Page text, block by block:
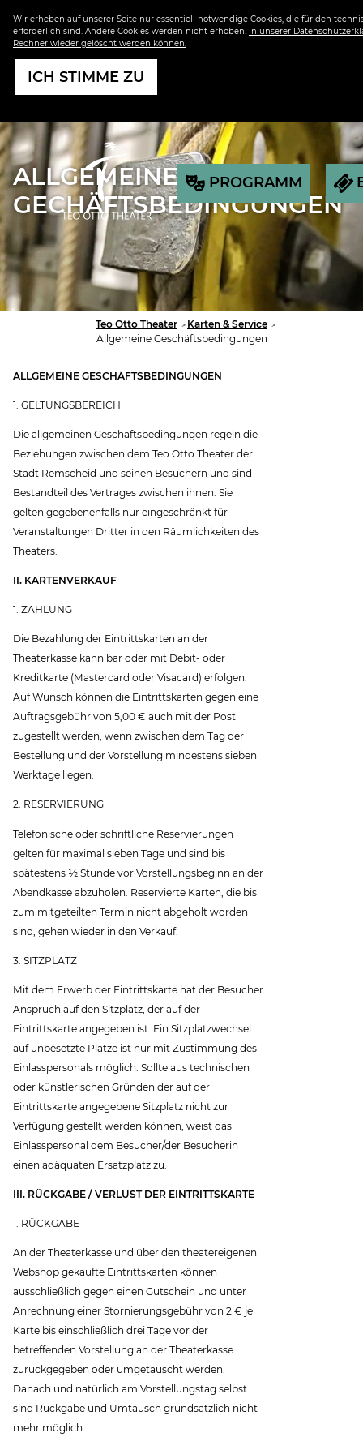
Wir erheben auf unserer Seite nur essentiell notwendige Cookies, die für den
erforderlich sind. Andere Cookies werden nicht erhoben. In unserer
Rechner wieder gelöscht werden können.
ICH STIMME ZU
PROGRAMM
ALLGEMEINE
GECHÄFTSBEDINGUNGEN
Teo Otto Theater
Karten & Service
Allgemeine Geschäftsbedingungen
ALLGEMEINE GESCHÄFTSBEDINGUNGEN
1. GELTUNGSBEREICH
Die allgemeinen Geschäftsbedingungen regeln die
Beziehungen zwischen dem Teo Otto Theater der
Stadt Remscheid und seinen Besuchern und sind
Bestandteil des Vertrages zwischen ihnen. Sie
gelten gegebenenfalls nur eingeschränkt für
Veranstaltungen Dritter in den Räumlichkeiten des
Theaters.
II. KARTENVERKAUF
1. ZAHLUNG
Die Bezahlung der Eintrittskarten an der
Theaterkasse kann bar oder mit Debit- oder
Kreditkarte (Mastercard oder Visacard) erfolgen.
Auf Wunsch können die Eintrittskarten gegen eine
Auftragsgebühr von 5,00 € auch mit der Post
zugestellt werden, wenn zwischen dem Tag der
Bestellung und der Vorstellung mindestens sieben
Werktage liegen.
2. RESERVIERUNG
Telefonische oder schriftliche Reservierungen
gelten für maximal sieben Tage und sind bis
spätestens ½ Stunde vor Vorstellungsbeginn an der
Abendkasse abzuholen. Reservierte Karten, die bis
zum mitgeteilten Termin nicht abgeholt worden
sind, gehen wieder in den Verkauf.
3. SITZPLATZ
Mit dem Erwerb der Eintrittskarte hat der Besucher
Anspruch auf den Sitzplatz, der auf der
Eintrittskarte angegeben ist. Ein Sitzplatzwechsel
auf unbesetzte Plätze ist nur mit Zustimmung des
Einlasspersonals möglich. Sollte aus technischen
oder künstlerischen Gründen der auf der
Eintrittskarte angegebene Sitzplatz nicht zur
Verfügung gestellt werden können, weist das
Einlasspersonal dem Besucher/der Besucherin
einen adäquaten Ersatzplatz zu.
III. RÜCKGABE / VERLUST DER EINTRITTSKARTE
1. RÜCKGABE
An der Theaterkasse und über den theatereigenen
Webshop gekaufte Eintrittskarten können
ausschließlich gegen einen Gutschein und unter
Anrechnung einer Stornierungsgebühr von 2 € je
Karte bis einschließlich drei Tage vor der
betreffenden Vorstellung an der Theaterkasse
zurückgegeben oder umgetauscht werden.
Danach und natürlich am Vorstellungstag selbst
sind Rückgabe und Umtausch grundsätzlich nicht
mehr möglich.